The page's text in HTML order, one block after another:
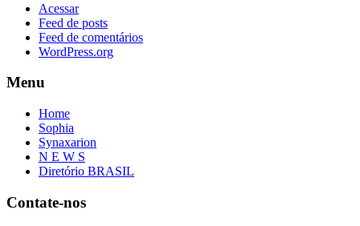
Acessar
Feed de posts
Feed de comentários
WordPress.org
Menu
Home
Sophia
Synaxarion
N E W S
Diretório BRASIL
Contate-nos